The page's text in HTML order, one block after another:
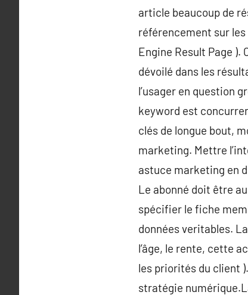
article beaucoup de
référencement sur
Engine Result Page
dévoilé dans les
l’usager en question
keyword est
clés de longue bout,
marketing. Mettre
astuce marketing en
Le abonné doit être
spécifier le fiche
données veritables.
l’âge, le rente, cette
les priorités du client
stratégie